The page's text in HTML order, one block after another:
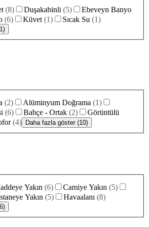
(8) Duşakabinli (5)
Ebeveyn Banyo
(6) Küvet (1) Sıcak Su (1)
(2) Alüminyum Doğrama (1)
(6) Bahçe - Ortak (2)
Görüntülü
(4) Daha fazla göster (10)
Yakın (6) Camiye Yakın (5)
Yakın (5) Havaalanı (8)